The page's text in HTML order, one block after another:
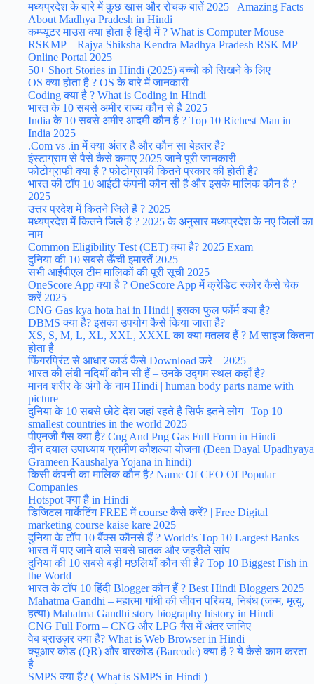
मध्यप्रदेश के बारे में कुछ खास और रोचक बातें 2025 | Amazing Facts
About Madhya Pradesh in Hindi
कम्प्यूटर माउस क्या होता है हिंदी में ? What is Computer Mouse
RSKMP – Rajya Shiksha Kendra Madhya Pradesh RSK MP
Online Portal 2025
50+ Short Stories in Hindi (2025) बच्चो को सिखने के लिए
OS क्या होता है ? OS के बारे में जानकारी
Coding क्या है ? What is Coding in Hindi
भारत के 10 सबसे अमीर राज्य कौन से है 2025
India के 10 सबसे अमीर आदमी कौन है ? Top 10 Richest Man in
India 2025
.Com vs .in में क्या अंतर है और कौन सा बेहतर है?
इंस्टाग्राम से पैसे कैसे कमाए 2025 जाने पूरी जानकारी
फोटोग्राफी क्या है ? फोटोग्राफी कितने प्रकार की होती है?
भारत की टॉप 10 आईटी कंपनी कौन सी है और इसके मालिक कौन है ?
2025
उत्तर प्रदेश में कितने जिले हैं ? 2025
मध्यप्रदेश में कितने जिले है ? 2025 के अनुसार मध्यप्रदेश के नए जिलों का
नाम
Common Eligibility Test (CET) क्या है? 2025 Exam
दुनिया की 10 सबसे ऊँची इमारतें 2025
सभी आईपीएल टीम मालिकों की पूरी सूची 2025
OneScore App क्या है ? OneScore App में क्रेडिट स्कोर कैसे चेक
करें 2025
CNG Gas kya hota hai in Hindi | इसका फुल फॉर्म क्या है?
DBMS क्या है? इसका उपयोग कैसे किया जाता है?
XS, S, M, L, XL, XXL, XXXL का क्या मतलब हैं ? M साइज कितना
होता है
फिंगरप्रिंट से आधार कार्ड कैसे Download करे – 2025
भारत की लंबी नदियाँ कौन सी हैं – उनके उद्गम स्थल कहाँ है?
मानव शरीर के अंगों के नाम Hindi | human body parts name with
picture
दुनिया के 10 सबसे छोटे देश जहां रहते है सिर्फ इतने लोग | Top 10
smallest countries in the world 2025
पीएनजी गैस क्या है? Cng And Png Gas Full Form in Hindi
दीन दयाल उपाध्याय ग्रामीण कौशल्या योजना (Deen Dayal Upadhyaya
Grameen Kaushalya Yojana in hindi)
किसी कंपनी का मालिक कौन है? Name Of CEO Of Popular
Companies
Hotspot क्या है in Hindi
डिजिटल मार्केटिंग FREE में course कैसे करें? | Free Digital
marketing course kaise kare 2025
दुनिया के टॉप 10 बैंक्स कौनसे हैं ? World’s Top 10 Largest Banks
भारत में पाए जाने वाले सबसे घातक और जहरीले सांप
दुनिया की 10 सबसे बड़ी मछलियाँ कौन सी है? Top 10 Biggest Fish in
the World
भारत के टॉप 10 हिंदी Blogger कौन हैं ? Best Hindi Bloggers 2025
Mahatma Gandhi – महात्मा गांधी की जीवन परिचय, निबंध (जन्म, मृत्यु,
हत्या) Mahatma Gandhi story biography history in Hindi
CNG Full Form – CNG और LPG गैस में अंतर जानिए
वेब ब्राउज़र क्या है? What is Web Browser in Hindi
क्यूआर कोड (QR) और बारकोड (Barcode) क्या है ? ये कैसे काम करता
है
SMPS क्या है? ( What is SMPS in Hindi )